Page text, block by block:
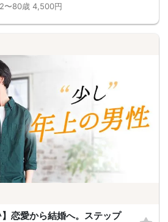
〜80歳 4,500円
】恋愛から結婚へ。ステップ